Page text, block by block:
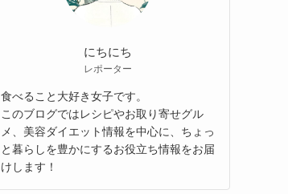
にちにち
レポーター
食べること大好き女子です。
このブログではレシピやお取り寄せグル
メ、美容ダイエット情報を中心に、ちょっ
と暮らしを豊かにするお役立ち情報をお届
けします！